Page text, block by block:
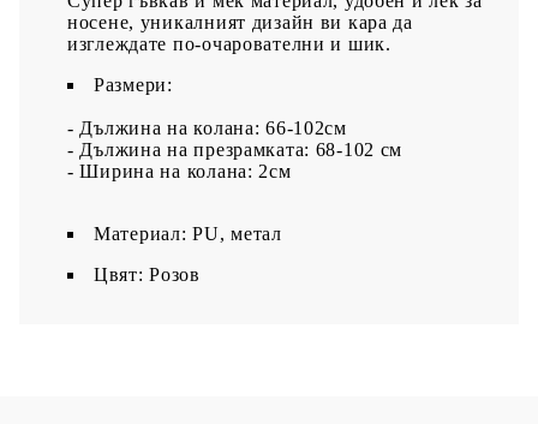
носене, уникалният дизайн ви кара да
изглеждате по-очарователни и шик.
Размери:
- Дължина на колана: 66-102см
- Дължина на презрамката: 68-102 см
- Ширина на колана: 2см
Материал: PU, метал
Цвят: Розов